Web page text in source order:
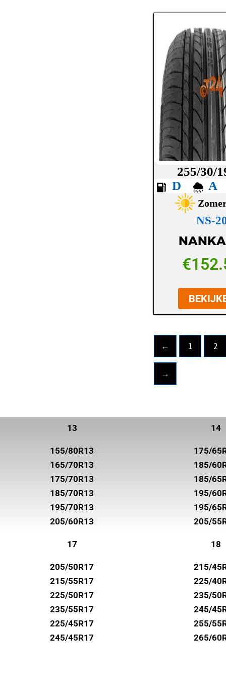
TRELLEBORG
UNIROYAL
VREDESTEIN
WANLI
WESTLAKE
255/30/
D
A
NS-
€
← 1 2
→
13
155/80R13
165/70R13
175/70R13
185/70R13
195/70R13
205/60R13
14
175/
185/
185/
195/
195/
205/
17
205/50R17
215/55R17
225/50R17
235/55R17
225/45R17
245/45R17
18
215/
225/
235/
245/
255/
265/